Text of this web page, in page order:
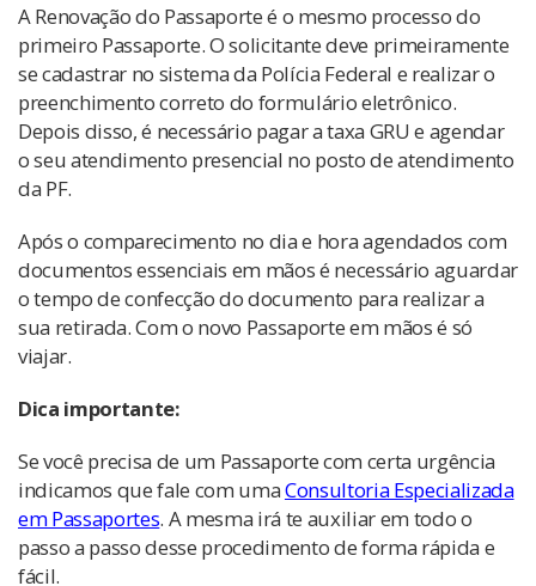
A Renovação do Passaporte é o mesmo processo do
primeiro Passaporte. O solicitante deve primeiramente
se cadastrar no sistema da Polícia Federal e realizar o
preenchimento correto do formulário eletrônico.
Depois disso, é necessário pagar a taxa GRU e agendar
o seu atendimento presencial no posto de atendimento
da PF.
Após o comparecimento no dia e hora agendados com
documentos essenciais em mãos é necessário aguardar
o tempo de confecção do documento para realizar a
sua retirada. Com o novo Passaporte em mãos é só
viajar.
Dica importante:
Se você precisa de um Passaporte com certa urgência
indicamos que fale com umaConsultoria Especializada
em Passaportes. A mesma irá te auxiliar em todo o
passo a passo desse procedimento de forma rápida e
fácil.